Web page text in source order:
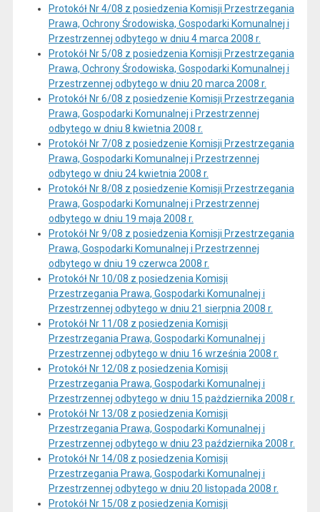
Protokół Nr 4/08 z posiedzenia Komisji Przestrzegania
Prawa, Ochrony Środowiska, Gospodarki Komunalnej i
Przestrzennej odbytego w dniu 4 marca 2008 r.
Protokół Nr 5/08 z posiedzenia Komisji Przestrzegania
Prawa, Ochrony Środowiska, Gospodarki Komunalnej i
Przestrzennej odbytego w dniu 20 marca 2008 r.
Protokół Nr 6/08 z posiedzenie Komisji Przestrzegania
Prawa, Gospodarki Komunalnej i Przestrzennej
odbytego w dniu 8 kwietnia 2008 r.
Protokół Nr 7/08 z posiedzenie Komisji Przestrzegania
Prawa, Gospodarki Komunalnej i Przestrzennej
odbytego w dniu 24 kwietnia 2008 r.
Protokół Nr 8/08 z posiedzenie Komisji Przestrzegania
Prawa, Gospodarki Komunalnej i Przestrzennej
odbytego w dniu 19 maja 2008 r.
Protokół Nr 9/08 z posiedzenia Komisji Przestrzegania
Prawa, Gospodarki Komunalnej i Przestrzennej
odbytego w dniu 19 czerwca 2008 r.
Protokół Nr 10/08 z posiedzenia Komisji
Przestrzegania Prawa, Gospodarki Komunalnej i
Przestrzennej odbytego w dniu 21 sierpnia 2008 r.
Protokół Nr 11/08 z posiedzenia Komisji
Przestrzegania Prawa, Gospodarki Komunalnej i
Przestrzennej odbytego w dniu 16 września 2008 r.
Protokół Nr 12/08 z posiedzenia Komisji
Przestrzegania Prawa, Gospodarki Komunalnej i
Przestrzennej odbytego w dniu 15 pażdziernika 2008 r.
Protokół Nr 13/08 z posiedzenia Komisji
Przestrzegania Prawa, Gospodarki Komunalnej i
Przestrzennej odbytego w dniu 23 października 2008 r.
Protokół Nr 14/08 z posiedzenia Komisji
Przestrzegania Prawa, Gospodarki Komunalnej i
Przestrzennej odbytego w dniu 20 listopada 2008 r.
Protokół Nr 15/08 z posiedzenia Komisji